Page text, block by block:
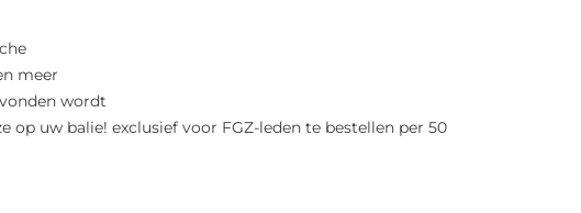
meer
wordt
uw balie! exclusief voor FGZ-leden te bestellen per 50